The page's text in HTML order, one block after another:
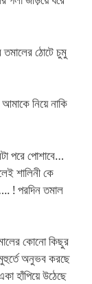
ঠোটে চুমু
নিয়ে নাকি
পরে পোশাবে…
শালিনী কে
! পরদিন তমাল
কোনো কিছুর
অনুভব করছে
হাঁপিয়ে উঠেছে